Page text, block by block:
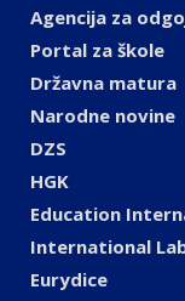
Agencija za
Portal za škole
Državna matura
Narodne novine
DZS
HGK
Education
International
Eurydice